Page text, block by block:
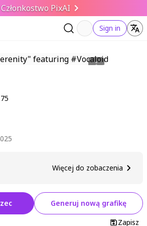
Członkostwo PixAI
Sign in
75
Więcej do zobaczenia
Generuj nową grafikę
Zapisz